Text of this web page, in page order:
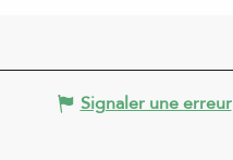
Signaler une erreur